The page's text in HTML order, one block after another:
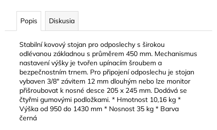
Popis Diskusia
Stabilní kovový stojan pro odposlechy s širokou
odlévanou základnou s průměrem 450 mm. Mechanismus
nastavení výšky je tvořen upínacím šroubem a
bezpečnostním trnem. Pro připojení odposlechu je stojan
vybaven 3/8" závitem 12 mm dlouhým nebo lze monitor
přišroubovat k nosné desce 205 x 245 mm. Dodává se
čtyřmi gumovými podložkami. * Hmotnost 10,16 kg *
Výška od 950 do 1430 mm * Nosnost 35 kg * Barva
černá
V21
PLÁTKY
SAXOFÓN
3,80